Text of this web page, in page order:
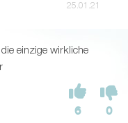
25.01.21
einzige wirkliche
6 0